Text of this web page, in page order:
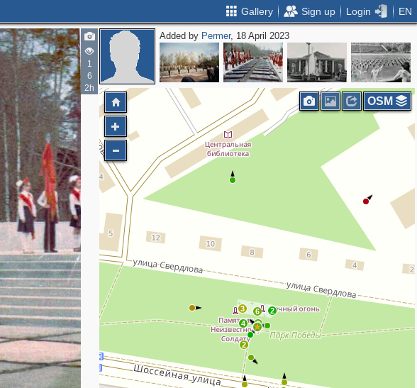
Gallery Sign up Login EN
1
6
2h
Added by Permer, 18 April 2023
2
6
3
6
4
2
OSM